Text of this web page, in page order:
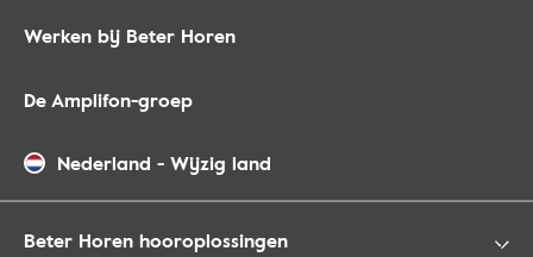
Werken bij Beter Horen
De Amplifon-groep
Nederland - Wijzig land
Beter Horen hooroplossingen